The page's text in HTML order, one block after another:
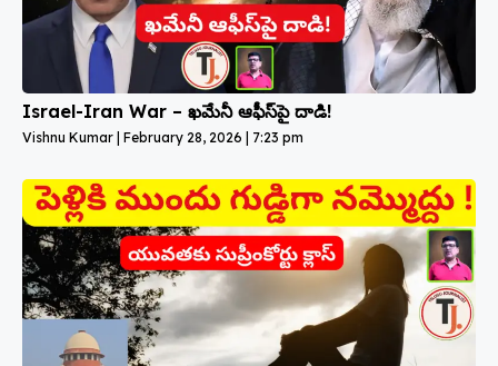
Israel-Iran War – ఖమేనీ ఆఫీస్‌పై దాడి!
Vishnu Kumar February 28, 2026 7:23 pm